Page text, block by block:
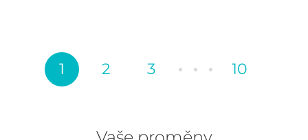
1 2 3 10